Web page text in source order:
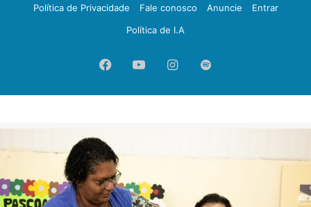
Política de Privacidade
Fale conosco Anuncie
Entrar
Política de I.A
FacebookYouTubeInstagram
Spotify